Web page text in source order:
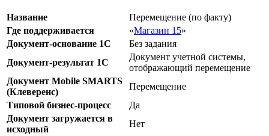
Название
Перемещение (по факту)
Где поддерживается
«Магазин 15»
Документ-основание 1С
Без задания
Документ-результат 1С
Документ учетной системы,
отображающий перемещение
Документ Mobile SMARTS
(Клеверенс)
Перемещение
Типовой бизнес-процесс
Да
Документ загружается в
исходный
Нет